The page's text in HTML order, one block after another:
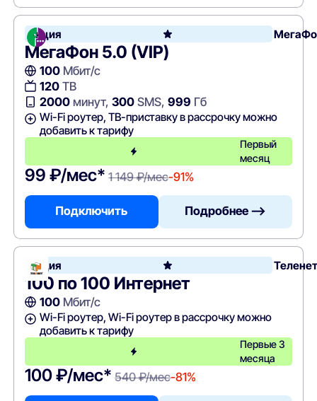
Акция
МегаФон 5.0 (VIP)
100Мбит/с
120ТВ
2000минут, 300SMS, 999 Гб
Wi-Fi роутер, ТВ-приставку в рассрочку можно
добавить к тарифу
Первый
месяц
99 ₽/мес* 1 149 ₽/мес-91%
Подключить Подробнее —>
Акция
100 по 100 Интернет
100Мбит/с
Wi-Fi роутер, Wi-Fi роутер в рассрочку можно
добавить к тарифу
Первые 3
месяца
100 ₽/мес* 540 ₽/мес-81%